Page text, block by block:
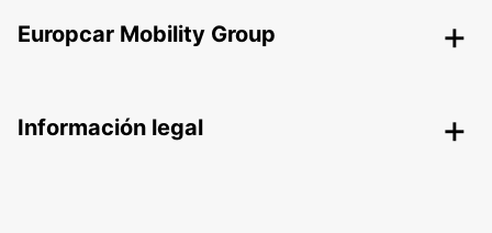
Europcar Mobility Group
Información legal